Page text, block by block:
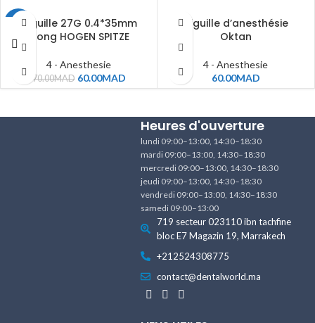
-14%Aiguille 27G 0.4*35mm
xlong HOGEN SPITZE
4 - Anesthesie
70.00MAD 60.00MAD
Aiguille d’anesthésie
Oktan
4 - Anesthesie
60.00MAD
Heures d'ouverture
lundi 09:00–13:00, 14:30–18:30
mardi 09:00–13:00, 14:30–18:30
mercredi 09:00–13:00, 14:30–18:30
jeudi 09:00–13:00, 14:30–18:30
vendredi 09:00–13:00, 14:30–18:30
samedi 09:00–13:00
719 secteur 023110 ibn tachfine
bloc E7 Magazin 19, Marrakech
+212524308775
contact@dentalworld.ma